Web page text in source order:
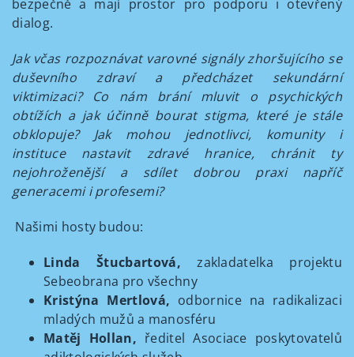
bezpečně a mají prostor pro podporu i otevřený
dialog.
Jak včas rozpoznávat varovné signály zhoršujícího se
duševního zdraví a předcházet sekundární
viktimizaci? Co nám brání mluvit o psychických
obtížích a jak účinně bourat stigma, které je stále
obklopuje? Jak mohou jednotlivci, komunity i
instituce nastavit zdravé hranice, chránit ty
nejohroženější a sdílet dobrou praxi napříč
generacemi i profesemi?
Našimi hosty budou:
Linda Štucbartová, zakladatelka projektu
Sebeobrana pro všechny
Kristýna Mertlová, odbornice na radikalizaci
mladých mužů a manosféru
Matěj Hollan, ředitel Asociace poskytovatelů